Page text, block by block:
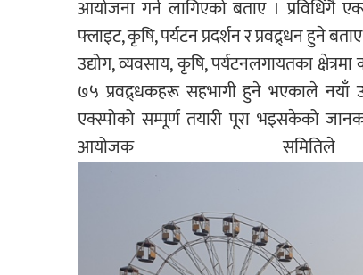
आयोजना गर्न लागिएको बताए । प्रविधिँगै
फ्लाइट, कृषि, पर्यटन प्रदर्शन र प्रवद्र्धन हुने
उद्योग, व्यवसाय, कृषि, पर्यटनलगायतका
७५ प्रवद्र्धकहरू सहभागी हुने भएकाले नयाँ
एक्स्पोको सम्पूर्ण तयारी पूरा भइसकेको
आयोजक